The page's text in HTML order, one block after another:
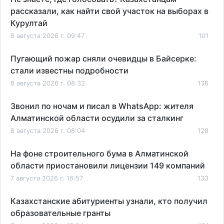
рассказали, как найти свой участок на выборах в
Курултай
8 августа 2026 г. 09:47 101
Пугающий пожар сняли очевидцы в Байсерке:
стали известны подробности
8 августа 2026 г. 08:32 136
Звонил по ночам и писал в WhatsApp: жителя
Алматинской области осудили за сталкинг
8 августа 2026 г. 08:04 128
На фоне строительного бума в Алматинской
области приостановили лицензии 149 компаний
7 августа 2026 г. 16:57 133
Казахстанские абитуриенты узнали, кто получил
образовательные гранты